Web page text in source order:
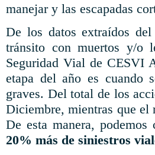
manejar y las escapadas
De los datos extraídos
tránsito con muertos y/o
Seguridad Vial de CESVI
etapa del año es cuando
graves. Del total de los
Diciembre, mientras que el
De esta manera, podemos
20% más de siniestros